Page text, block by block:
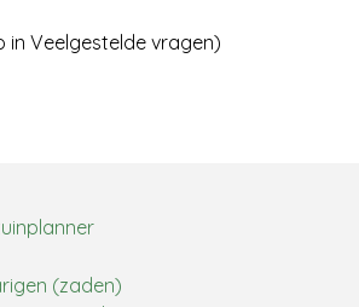
in Veelgestelde vragen)
(zaden)